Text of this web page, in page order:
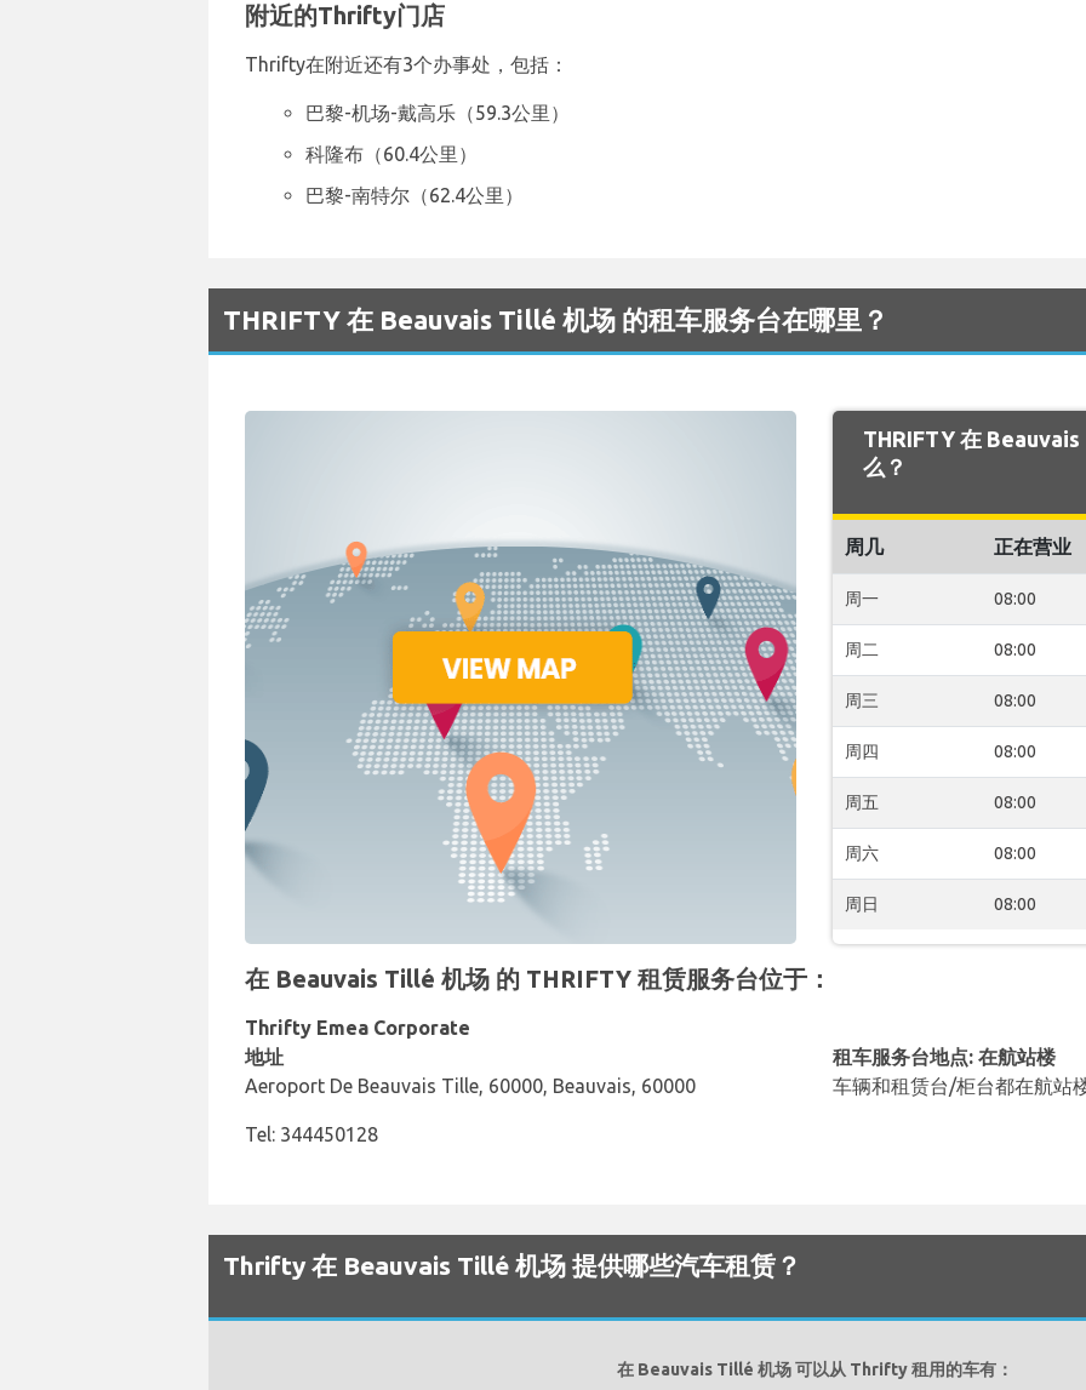
附近的Thrifty门店
Thrifty在附近还有3个办事处，包括：
巴黎-机场-戴高乐（59.3公里）
科隆布（60.4公里）
巴黎-南特尔（62.4公里）
THRIFTY 在 Beauvais Tillé 机场 的租车服务台在哪里？
THRIFTY 在
么？
周几 正在营业
周一 08:00
周二 08:00
周三 08:00
周四 08:00
周五 08:00
周六 08:00
周日 08:00
在 Beauvais Tillé 机场 的 THRIFTY 租赁服务台位于：
Thrifty Emea Corporate
地址
Aeroport De Beauvais Tille, 60000, Beauvais, 60000
Tel: 344450128
租车服务台地点: 在航站楼
车辆和租赁台/柜台都在航站
Thrifty 在 Beauvais Tillé 机场 提供哪些汽车租赁？
在 Beauvais Tillé 机场 可以从 Thrifty 租用的车有：